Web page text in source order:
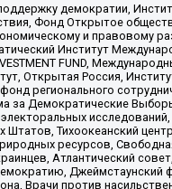
демократии,
Фонд Открытое
и правовому
Институт
FUND,
Открытая Россия,
регионального
за Демократические
Тихоокеанский
ресурсов,
Атлантический
Джеймстаунский
Врачи против